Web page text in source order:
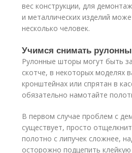
вес конструкции, для
и металлических изделий
несколько человек.
Учимся снимать
Рулонные шторы могут быть
скотче, в некоторых моделях
кронштейнах или спрятан в
обязательно намотайте
В первом случае проблем с
существует, просто
полотно с липучек сложнее,
осторожно подцепить